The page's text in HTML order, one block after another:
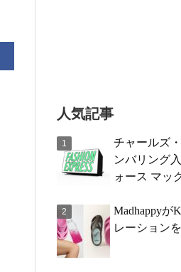
人気記事
チャールズ
ンバリング
ォース マッ
Madhappyが
レーション